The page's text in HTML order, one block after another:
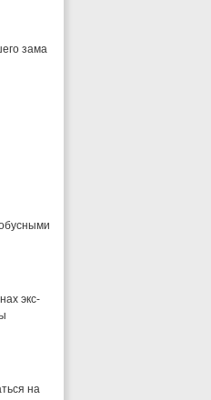
зама
экс-
на